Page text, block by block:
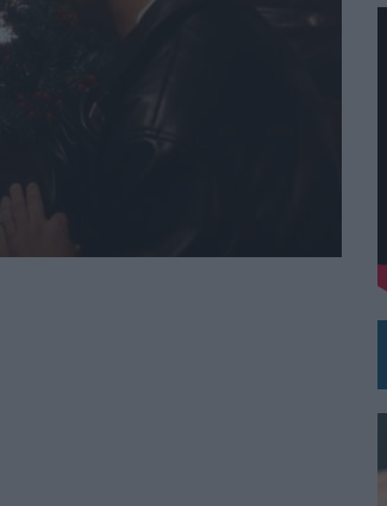
EN ACTIVOS CULTURALES Y ECONÓMICOS
CON LOS MEDIOS
INTERNACIONAL